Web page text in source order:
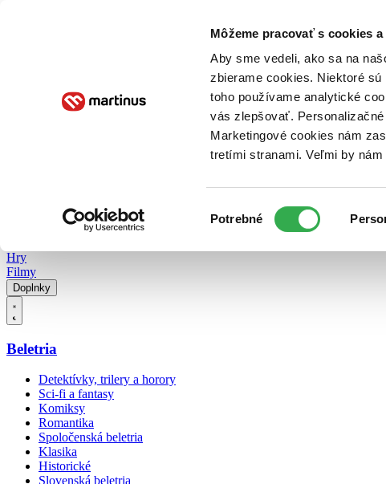
Môžeme pracovať s cookies
Aby sme vedeli, ako sa na
zbierame cookies. Niektoré
toho používame analytické
vás zlepšovať.
Marketingové cookies nám
tretími stranami. Veľmi by
súhlasu
Potrebné
Poukážky Kontakt
Hry
Filmy
Doplnky
Beletria
Detektívky, trilery a horory
Sci-fi a fantasy
Komiksy
Romantika
Spoločenská beletria
Klasika
Historické
Slovenská beletria